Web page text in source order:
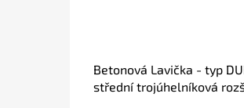
Betonová Lavička - typ
střední trojúhelníková